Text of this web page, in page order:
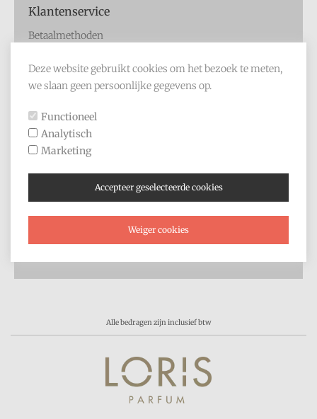
Klantenservice
Betaalmethoden
Retourmogelijkheden
Privacyverklaring
Goedkope parfum kopen
Gratis proefmonsters parfum
Loris Parfum Nederland
Alle bedragen zijn inclusief btw
Deze website gebruikt cookies om het bezoek te meten,
we slaan geen persoonlijke gegevens op.
Functioneel
Analytisch
Marketing
Accepteer geselecteerde cookies
Weiger cookies